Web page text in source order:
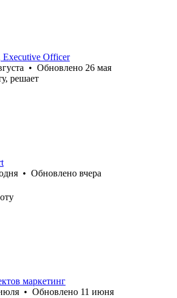
Executive Officer
• Обновлено 26 мая
решает
• Обновлено вчера
маркетинг
• Обновлено 11 июня